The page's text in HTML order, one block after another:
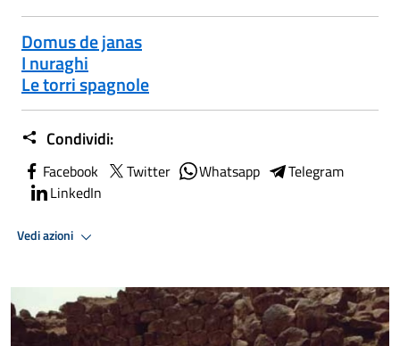
Domus de janas
I nuraghi
Le torri spagnole
Condividi:
Facebook Twitter Whatsapp
Telegram
LinkedIn
Vedi azioni